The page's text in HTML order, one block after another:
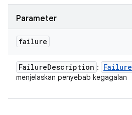
Parameter
failure
FailureDescription : Failure
menjelaskan penyebab kegagalan